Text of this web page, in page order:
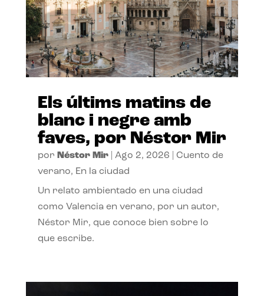
Els últims matins de
blanc i negre amb
faves, por Néstor Mir
por Néstor Mir| Ago 2, 2026
Cuento de
verano, En la ciudad
Un relato ambientado en una ciudad
como Valencia en verano, por un autor,
Néstor Mir, que conoce bien sobre lo
que escribe.